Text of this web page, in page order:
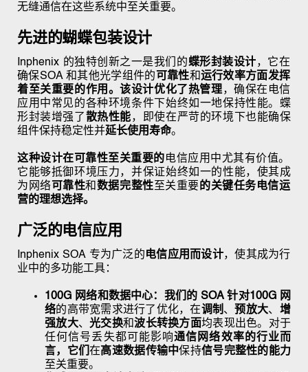
无缝通信在这些系统中至关重要。
先进的蝴蝶包装设计
Inphenix 的独特创新之一是我们的蝶形封装设计，它在
确保SOA 和其他光学组件的 可靠性和运行效率方面发挥
着至关重要的作用。该设计优化了 热管理，确保在电信
应用中常见的各种环境条件下始终如一地保持性能。蝶
形封装增强了 散热性能，即使在严苛的环境下也能确保
组件保持稳定性并延长使用寿命。
这种设计在可靠性至关重要的电信应用中尤其有价值。
它能够抵御环境压力，并保证始终如一的性能，使其成
为 网络可靠性和数据完整性至关重要 的关键任务电信运
营的理想选择。
广泛的电信应用
Inphenix SOA 专为广泛的电信应用而设计，使其成为行
业中的多功能工具：
100G 网络和数据中心：我们的 SOA 针对100G 网
络的高带宽需求进行了优化，在调制 、预放大、 增
强放大、光交换和波长转换方面均表现出色。对于
任何信号丢失都可能影响通信网络效率的行业而
言，它们在高速数据传输中保持信号完整性的能力
至关重要。